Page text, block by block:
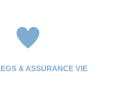
& ASSURANCE VIE